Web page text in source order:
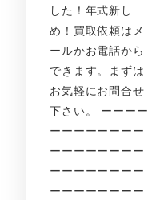
した！年式新し
め！買取依頼はメ
ールかお電話から
できます。まずは
お気軽にお問合せ
下さい。 ーーーー
ーーーーーーーー
ーーーーーーーー
ーーーーーーーー
ーーーーーーーー